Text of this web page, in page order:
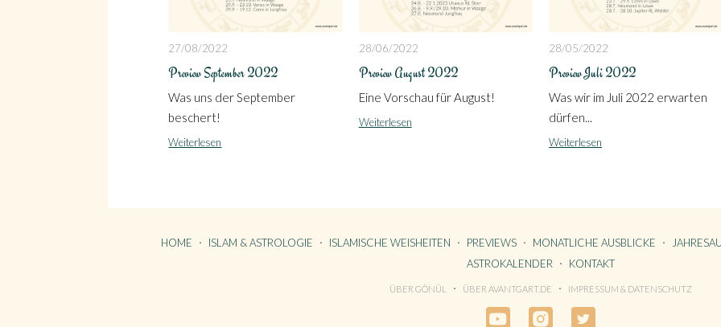
27/08/2022
Preview September 2022
Was uns der September
beschert!
Weiterlesen
28/06/2022
Preview August 2022
Eine Vorschau für August!
Weiterlesen
28/05/2022
Preview Juli 2022
Was wir im Juli 2022 erwarten
dürfen...
Weiterlesen
HOME ISLAM & ASTROLOGIE ISLAMISCHE WEISHEITEN PREVIEWS MONATLICHE AUSBLICKE
ASTROKALENDER
KONTAKT
ÜBER GÖNÜL ÜBER AVANTGART.DE IMPRESSUM & DATENSCHUTZ